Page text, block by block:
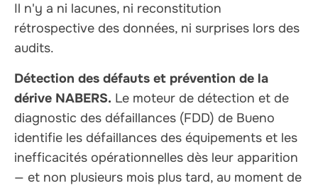
Il n'y a ni lacunes, ni reconstitution
rétrospective des données, ni surprises lors des
audits.
Détection des défauts et prévention de la
dérive NABERS. Le moteur de détection et de
diagnostic des défaillances (FDD) de Bueno
identifie les défaillances des équipements et les
inefficacités opérationnelles dès leur apparition
— et non plusieurs mois plus tard, au moment de